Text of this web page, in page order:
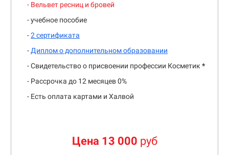
- Вельвет ресниц и бровей
- учебное пособие
-2 сертификата
-Диплом о дополнительном образовании
- Свидетельство о присвоении профессии Косметик*
- Рассрочка до 12 месяцев 0%
- Есть оплата картами и Халвой
Цена 13 000 руб